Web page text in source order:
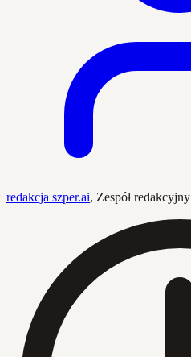
redakcja szper.ai, Zespół redakcyjny